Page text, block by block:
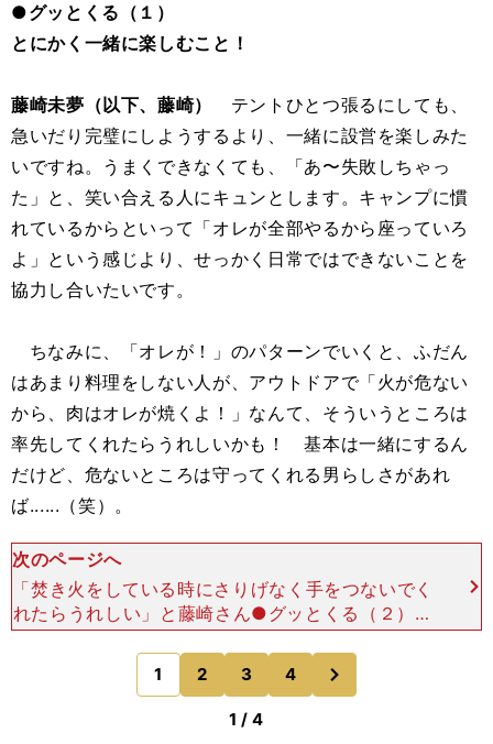
●グッとくる（１）
とにかく一緒に楽しむこと！
藤崎未夢（以下、藤崎）
テントひとつ張るにしても、
急いだり完璧にしようするより、一緒に設営を楽しみた
いですね。うまくできなくても、「あ〜失敗しちゃっ
た」と、笑い合える人にキュンとします。キャンプに慣
れているからといって「オレが全部やるから座っていろ
よ」という感じより、せっかく日常ではできないことを
協力し合いたいです。
ちなみに、「オレが！」のパターンでいくと、ふだん
はあまり料理をしない人が、アウトドアで「火が危ない
から、肉はオレが焼くよ！」なんて、そういうところは
率先してくれたらうれしいかも！ 基本は一緒にするん
だけど、危ないところは守ってくれる男らしさがあれ
ば......（笑）。
次のページへ
「焚き火をしている時にさりげなく手をつないでく
れたらうれしい」と藤崎さん●グッとくる（２）体
調の気づかいがうれしい！藤崎 自然のなかに飛び
込むキャンプは、急に雨が降ったり、夜になると急
に冷え込んだり、
1 2 3 4
のページへ
1 / 4